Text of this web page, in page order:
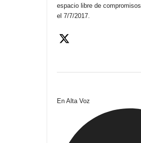
espacio libre de
el 7/7/2017.
En Alta Voz